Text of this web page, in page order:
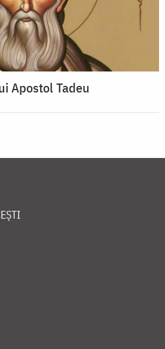
Apostol Tadeu